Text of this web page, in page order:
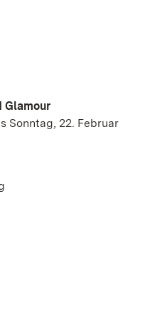
Glamour
Sonntag, 22. Februar